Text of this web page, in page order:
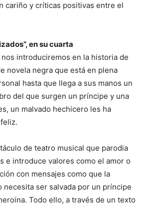
cariño y críticas positivas entre el
en su cuarta
introduciremos en la historia de
novela negra que está en plena
hasta que llega a sus manos un
del que surgen un príncipe y una
un malvado hechicero les ha
de teatro musical que parodia
e introduce valores como el amor o
con mensajes como que la
necesita ser salvada por un príncipe
Todo ello, a través de un texto